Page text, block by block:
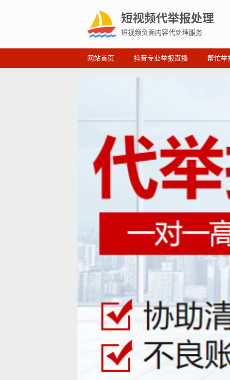
短视频代举报处理
短视频负面内容代处理服务
网站首页 抖音专业举报直播 帮忙举